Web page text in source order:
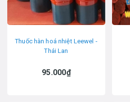
Thuốc hàn hoá nhiệt Leewel -
Thái Lan
95.000₫